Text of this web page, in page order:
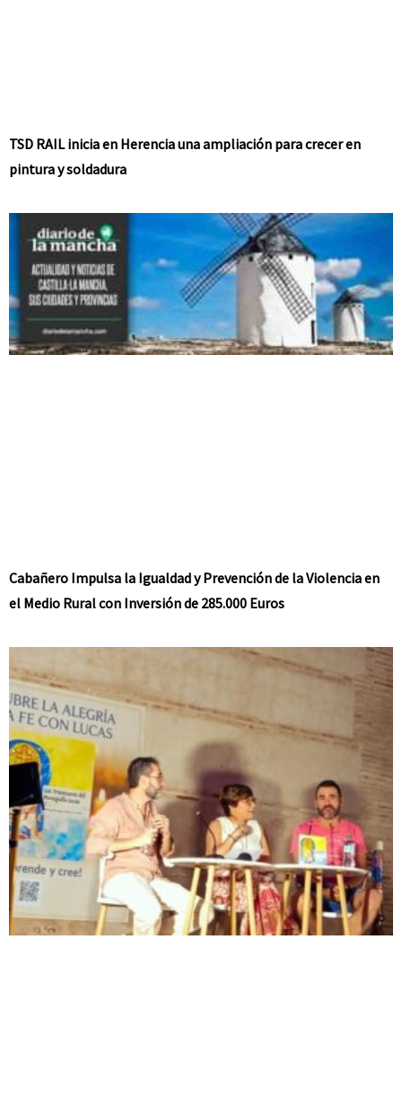
TSD RAIL inicia en Herencia una ampliación para crecer en
pintura y soldadura
Cabañero Impulsa la Igualdad y Prevención de la Violencia en
el Medio Rural con Inversión de 285.000 Euros